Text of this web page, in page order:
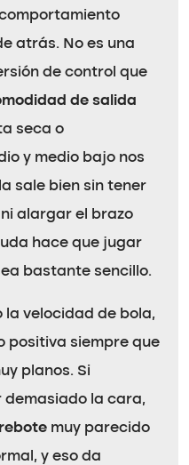
atrás. No es una
de control que
de salida
seca o
y medio bajo nos
sale bien sin tener
alargar el brazo
hace que jugar
bastante sencillo.
la velocidad de bola,
positiva siempre que
planos. Si
la cara,
muy parecido
y eso da